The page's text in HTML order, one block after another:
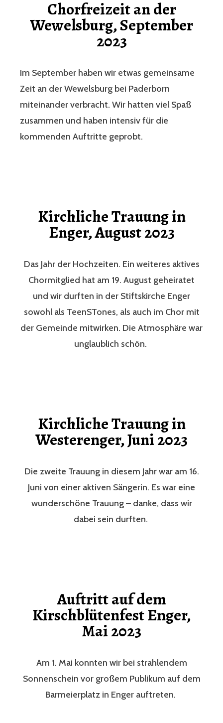
Chorfreizeit an der
Wewelsburg, September
2023
Im September haben wir etwas gemeinsame
Zeit an der Wewelsburg bei Paderborn
miteinander verbracht. Wir hatten viel Spaß
zusammen und haben intensiv für die
kommenden Auftritte geprobt.
Kirchliche Trauung in
Enger, August 2023
Das Jahr der Hochzeiten. Ein weiteres aktives
Chormitglied hat am 19. August geheiratet
und wir durften in der Stiftskirche Enger
sowohl als TeenSTones, als auch im Chor mit
der Gemeinde mitwirken. Die Atmosphäre war
unglaublich schön.
Kirchliche Trauung in
Westerenger, Juni 2023
Die zweite Trauung in diesem Jahr war am 16.
Juni von einer aktiven Sängerin. Es war eine
wunderschöne Trauung – danke, dass wir
dabei sein durften.
Auftritt auf dem
Kirschblütenfest Enger,
Mai 2023
Am 1. Mai konnten wir bei strahlendem
Sonnenschein vor großem Publikum auf dem
Barmeierplatz in Enger auftreten.